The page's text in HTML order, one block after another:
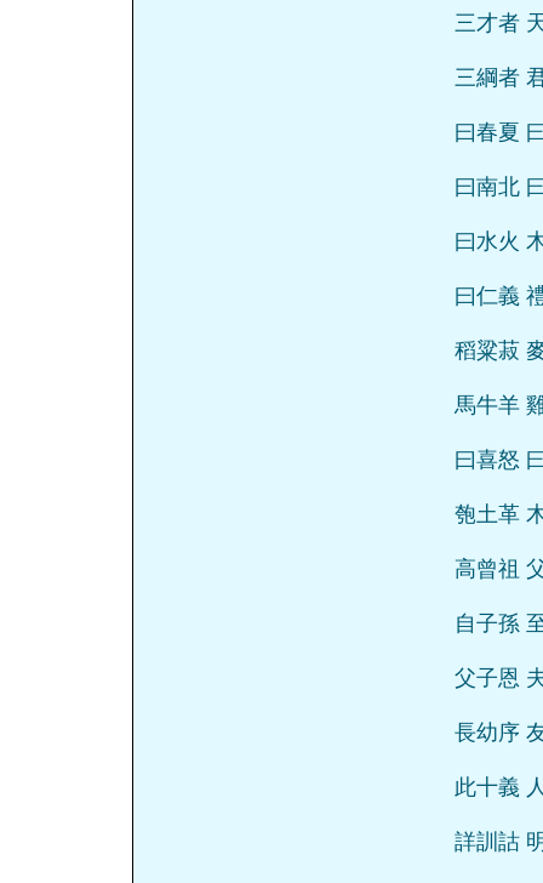
三才者
三綱者
曰春夏
曰南北
曰水火
曰仁義
稻粱菽
馬牛羊
曰喜怒
匏土革
高曾祖
自子孫
父子恩
長幼序
此十義
詳訓詁